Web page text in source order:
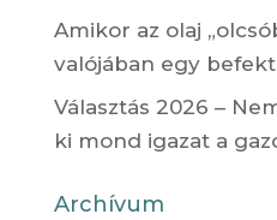
Amikor az olaj
valójában egy
Választás 2026 –
ki mond igazat a
Archívum